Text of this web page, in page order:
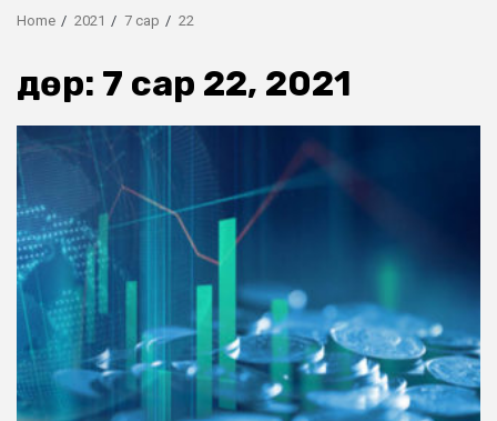
Home 2021 7 сар 22
Өдөр: 7 сар 22, 2021